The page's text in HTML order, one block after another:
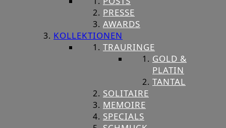
PRESSE
AWARDS
KOLLEKTIONEN
TRAURINGE
GOLD &
PLATIN
TANTAL
SOLITAIRE
MEMOIRE
SPECIALS